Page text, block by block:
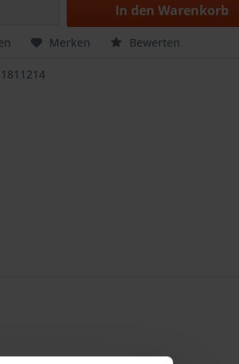
In den Warenkorb
Merken Bewerten
1811214